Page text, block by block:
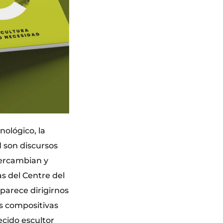
la
discursos
y
del Centre del
dirigirnos
compositivas
escultor